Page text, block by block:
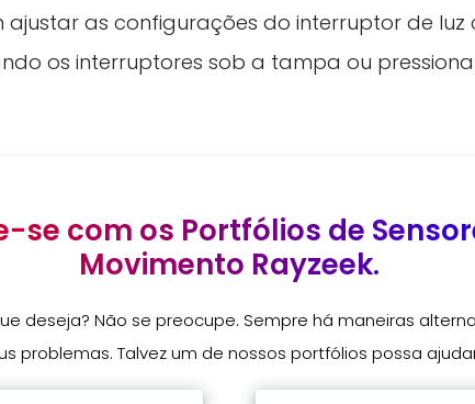
ajustar as configurações do interruptor de luz
os interruptores sob a tampa ou
se com os Portfólios de
Movimento Rayzeek.
deseja? Não se preocupe. Sempre há maneiras
problemas. Talvez um de nossos portfólios possa